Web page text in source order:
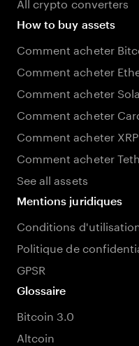
How to buy assets
Comment acheter
Comment acheter
Comment acheter
Comment acheter
Comment acheter XRP
Comment acheter
See all assets
Mentions juridiques
Conditions
Politique de
GPSR
Glossaire
Bitcoin 3.0
Altcoin